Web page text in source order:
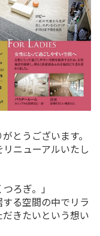
とうございます。
ニューアルいたし
ろぎ。」
る空間の中でリラ
きたいという想い